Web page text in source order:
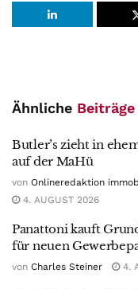
Ähnliche Beiträge
Butler’s zieht in
auf der MaHü
von Onlineredaktion
4. AUGUST 2026
Panattoni kauft
für neuen
von Charles Steiner 4.